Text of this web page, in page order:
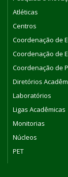
Atléticas
Centros
Coordenação de
Coordenação de
Coordenação de
Diretórios
Laboratórios
Ligas Acadêmicas
Monitorias
Núcleos
PET